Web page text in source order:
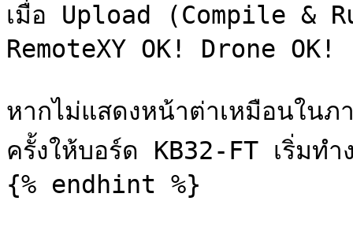
เมื่อ Upload (Compile &
RemoteXY OK! Drone OK!
หากไม่แสดงหน้าต่าเหมือนใน
ครั้งให้บอร์ด KB32-FT เริ่มทำ
{% endhint %}